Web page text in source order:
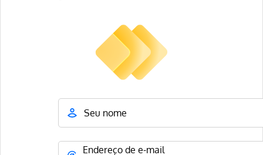
Seu nome
Endereço de e-mail